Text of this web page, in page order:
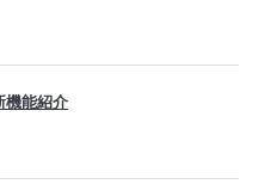
機能紹介